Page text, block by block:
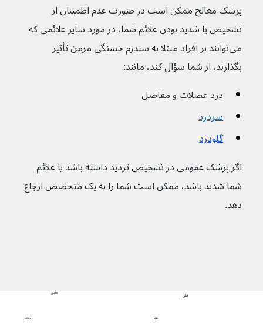
پزشک معالج ممکن است در صورت عدم اطمینان از
تشخیص یا شدید بودن علائم شما، در مورد سایر علائمی که
می‌توانند بر افراد مبتلا به سندرم خستگی مزمن تأثیر
بگذارند، از شما سؤال کند، مانند:
درد عضلات و مفاصل
سردرد
گلودرد
اگر پزشک عمومی در تشخیص تردید داشته باشد یا علائم
شما شدید باشد، ممکن است شما را به یک متخصص ارجاع
دهد.
درمان
بعدی
علائم
قبلی